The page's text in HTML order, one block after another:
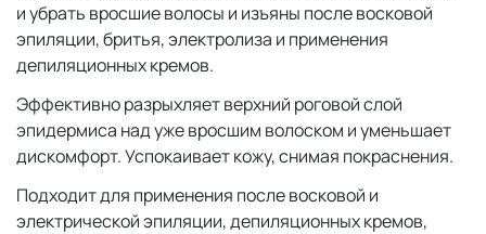
и убрать вросшие волосы и изъяны после восковой
эпиляции, бритья, электролиза и применения
депиляционных кремов.
Эффективно разрыхляет верхний роговой слой
эпидермиса над уже вросшим волоском и уменьшает
дискомфорт. Успокаивает кожу, снимая покраснения.
Подходит для применения после восковой и
электрической эпиляции, депиляционных кремов,